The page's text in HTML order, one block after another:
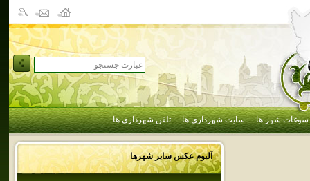
سوغات شهر ها سایت شهرداری ها تلفن شهرداری ها
آلبوم عکس سایر شهرها